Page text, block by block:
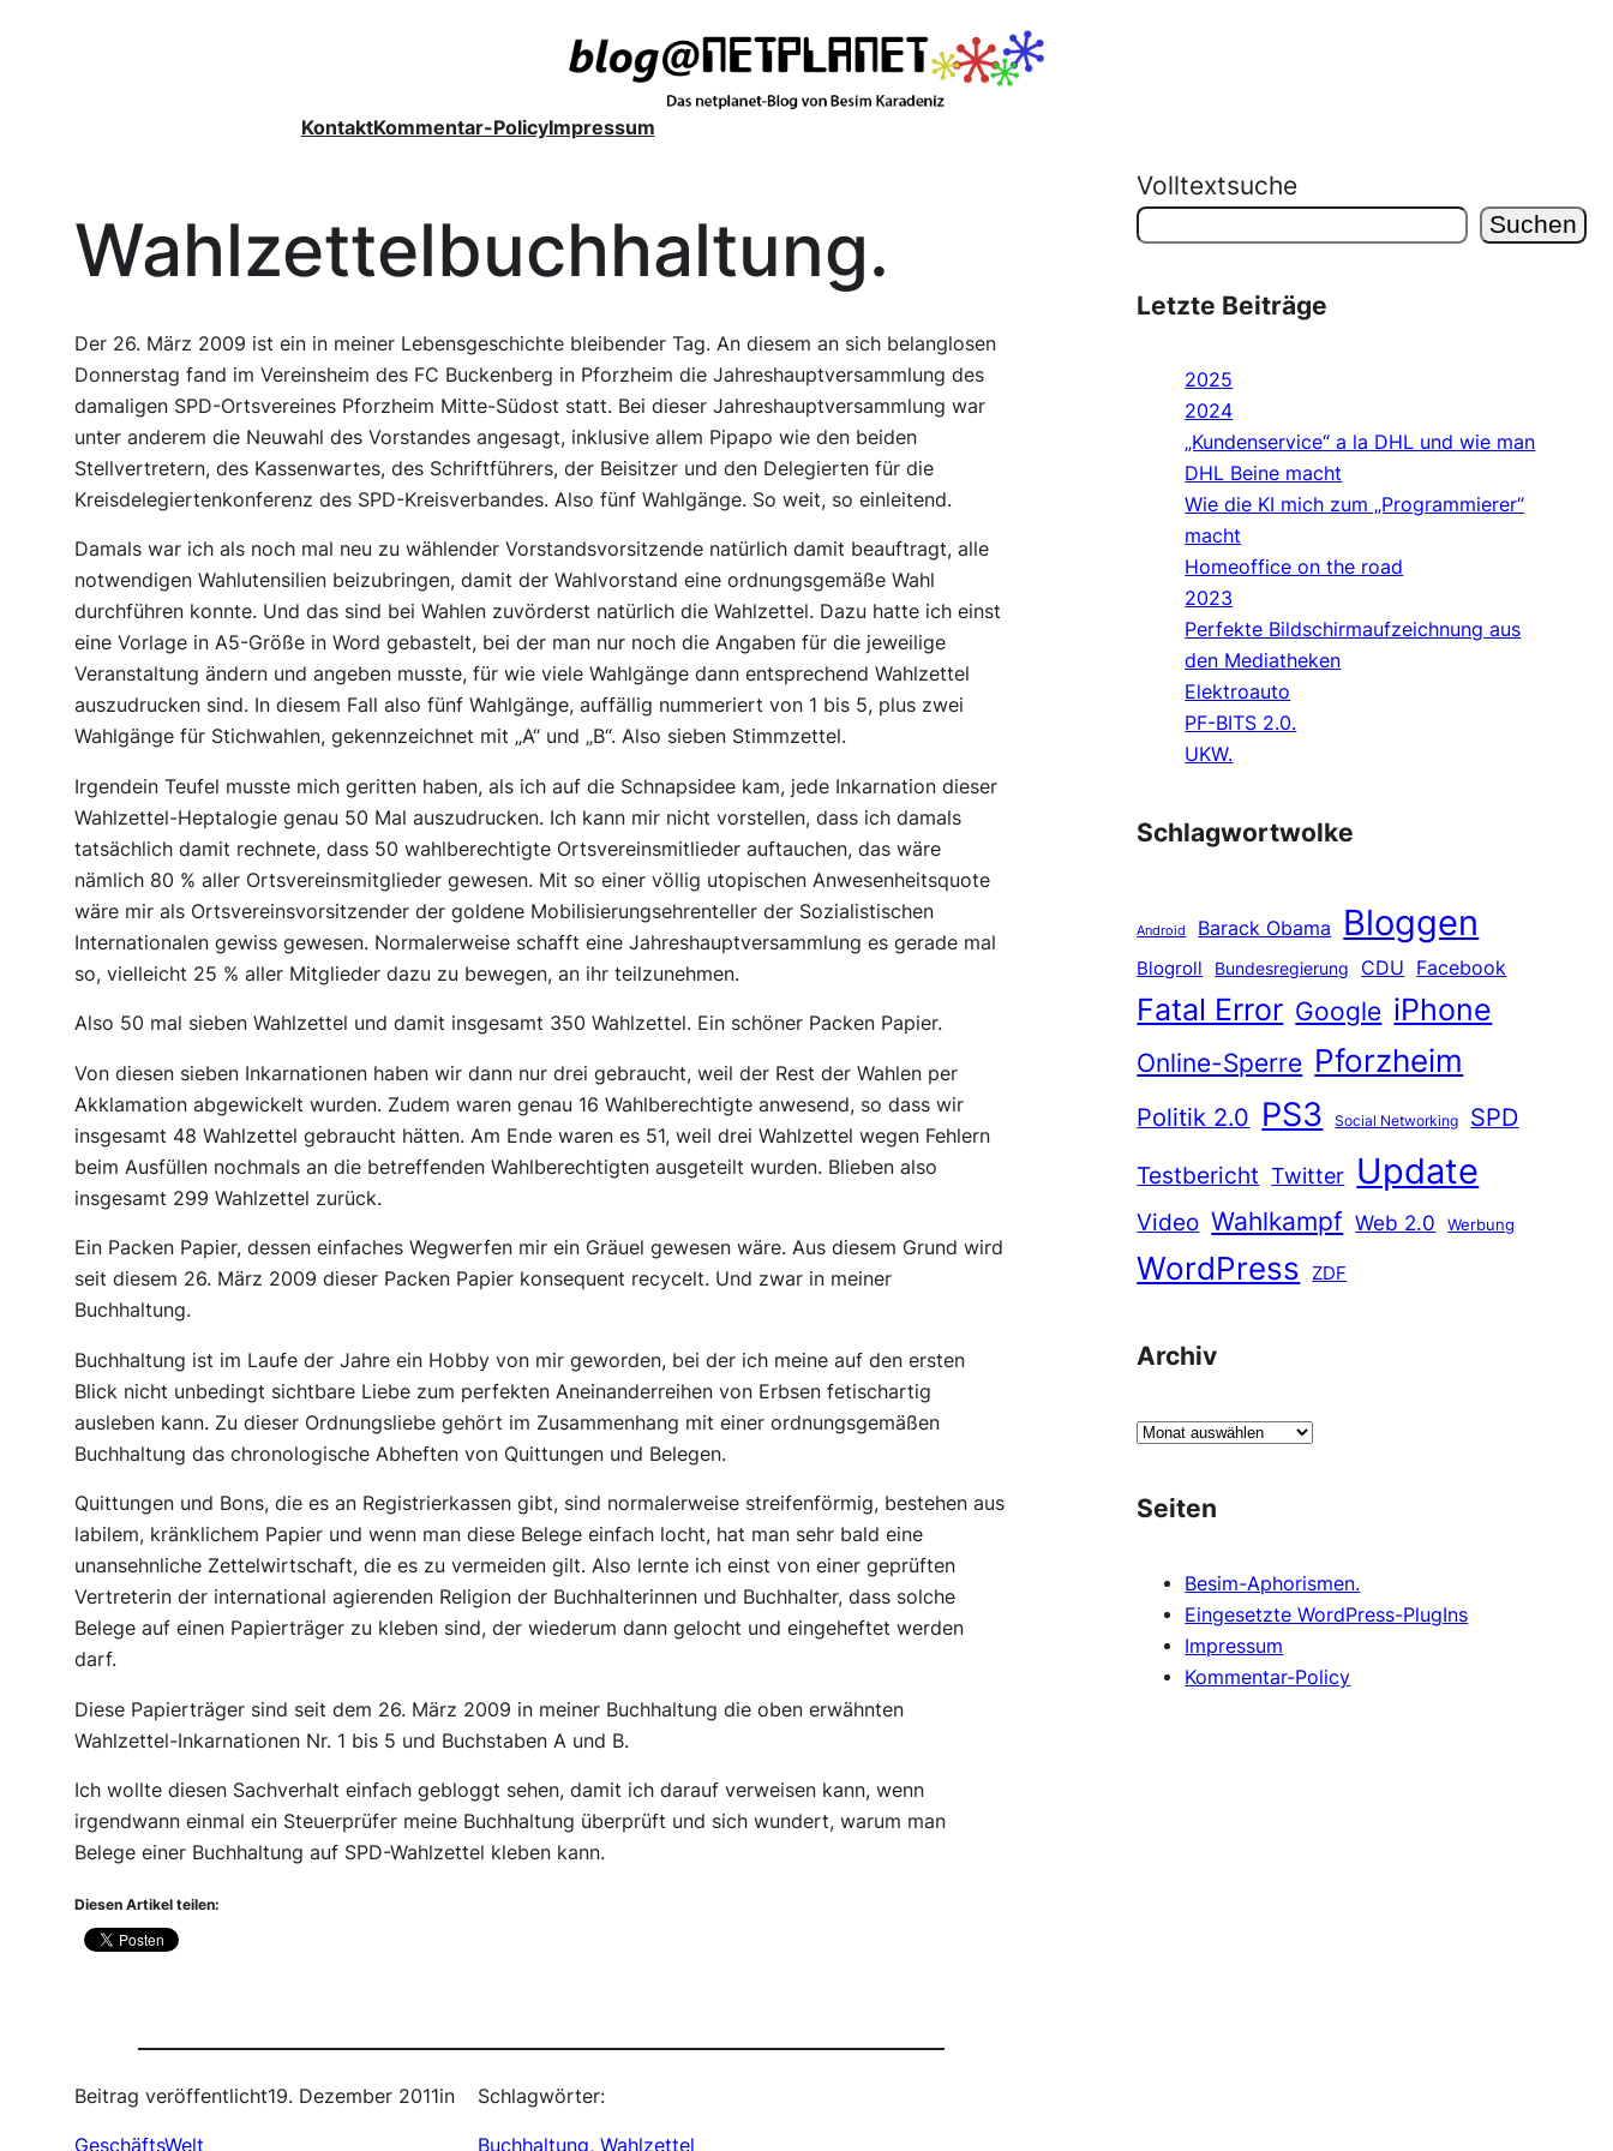
KontaktKommentar-PolicyImpressum
Wahlzettelbuchhaltung.
Der 26. März 2009 ist ein in meiner Lebensgeschichte bleibender Tag. An diesem an sich belanglosen
Donnerstag fand im Vereinsheim des FC Buckenberg in Pforzheim die Jahreshauptversammlung des
damaligen SPD-Ortsvereines Pforzheim Mitte-Südost statt. Bei dieser Jahreshauptversammlung war
unter anderem die Neuwahl des Vorstandes angesagt, inklusive allem Pipapo wie den beiden
Stellvertretern, des Kassenwartes, des Schriftführers, der Beisitzer und den Delegierten für die
Kreisdelegiertenkonferenz des SPD-Kreisverbandes. Also fünf Wahlgänge. So weit, so einleitend.
Damals war ich als noch mal neu zu wählender Vorstandsvorsitzende natürlich damit beauftragt, alle
notwendigen Wahlutensilien beizubringen, damit der Wahlvorstand eine ordnungsgemäße Wahl
durchführen konnte. Und das sind bei Wahlen zuvörderst natürlich die Wahlzettel. Dazu hatte ich einst
eine Vorlage in A5-Größe in Word gebastelt, bei der man nur noch die Angaben für die jeweilige
Veranstaltung ändern und angeben musste, für wie viele Wahlgänge dann entsprechend Wahlzettel
auszudrucken sind. In diesem Fall also fünf Wahlgänge, auffällig nummeriert von 1 bis 5, plus zwei
Wahlgänge für Stichwahlen, gekennzeichnet mit „A“ und „B“. Also sieben Stimmzettel.
Irgendein Teufel musste mich geritten haben, als ich auf die Schnapsidee kam, jede Inkarnation dieser
Wahlzettel-Heptalogie genau 50 Mal auszudrucken. Ich kann mir nicht vorstellen, dass ich damals
tatsächlich damit rechnete, dass 50 wahlberechtigte Ortsvereinsmitlieder auftauchen, das wäre
nämlich 80 % aller Ortsvereinsmitglieder gewesen. Mit so einer völlig utopischen Anwesenheitsquote
wäre mir als Ortsvereinsvorsitzender der goldene Mobilisierungsehrenteller der Sozialistischen
Internationalen gewiss gewesen. Normalerweise schafft eine Jahreshauptversammlung es gerade mal
so, vielleicht 25 % aller Mitglieder dazu zu bewegen, an ihr teilzunehmen.
Also 50 mal sieben Wahlzettel und damit insgesamt 350 Wahlzettel. Ein schöner Packen Papier.
Von diesen sieben Inkarnationen haben wir dann nur drei gebraucht, weil der Rest der Wahlen per
Akklamation abgewickelt wurden. Zudem waren genau 16 Wahlberechtigte anwesend, so dass wir
insgesamt 48 Wahlzettel gebraucht hätten. Am Ende waren es 51, weil drei Wahlzettel wegen Fehlern
beim Ausfüllen nochmals an die betreffenden Wahlberechtigten ausgeteilt wurden. Blieben also
insgesamt 299 Wahlzettel zurück.
Ein Packen Papier, dessen einfaches Wegwerfen mir ein Gräuel gewesen wäre. Aus diesem Grund wird
seit diesem 26. März 2009 dieser Packen Papier konsequent recycelt. Und zwar in meiner
Buchhaltung.
Buchhaltung ist im Laufe der Jahre ein Hobby von mir geworden, bei der ich meine auf den ersten
Blick nicht unbedingt sichtbare Liebe zum perfekten Aneinanderreihen von Erbsen fetischartig
ausleben kann. Zu dieser Ordnungsliebe gehört im Zusammenhang mit einer ordnungsgemäßen
Buchhaltung das chronologische Abheften von Quittungen und Belegen.
Quittungen und Bons, die es an Registrierkassen gibt, sind normalerweise streifenförmig, bestehen aus
labilem, kränklichem Papier und wenn man diese Belege einfach locht, hat man sehr bald eine
unansehnliche Zettelwirtschaft, die es zu vermeiden gilt. Also lernte ich einst von einer geprüften
Vertreterin der international agierenden Religion der Buchhalterinnen und Buchhalter, dass solche
Belege auf einen Papierträger zu kleben sind, der wiederum dann gelocht und eingeheftet werden
darf.
Diese Papierträger sind seit dem 26. März 2009 in meiner Buchhaltung die oben erwähnten
Wahlzettel-Inkarnationen Nr. 1 bis 5 und Buchstaben A und B.
Ich wollte diesen Sachverhalt einfach gebloggt sehen, damit ich darauf verweisen kann, wenn
irgendwann einmal ein Steuerprüfer meine Buchhaltung überprüft und sich wundert, warum man
Belege einer Buchhaltung auf SPD-Wahlzettel kleben kann.
Diesen Artikel teilen:
Beitrag veröffentlicht19. Dezember 2011in
GeschäftsWelt
Schlagwörter:
Buchhaltung, Wahlzettel
Volltextsuche
Suchen
Letzte Beiträge
2025
2024
„Kundenservice“ a la DHL und wie man
DHL Beine macht
Wie die KI mich zum „Programmierer“
macht
Homeoffice on the road
2023
Perfekte Bildschirmaufzeichnung aus
den Mediatheken
Elektroauto
PF-BITS 2.0.
UKW.
Schlagwortwolke
Android Barack Obama Bloggen
Blogroll Bundesregierung CDU Facebook
Fatal Error Google iPhone
Online-Sperre Pforzheim
Politik 2.0 PS3 Social Networking
SPD
Testbericht Twitter Update
Video Wahlkampf Web 2.0 Werbung
WordPress ZDF
Archiv
A
h
Seiten
Besim-Aphorismen.
Eingesetzte WordPress-PlugIns
Impressum
Kommentar-Policy